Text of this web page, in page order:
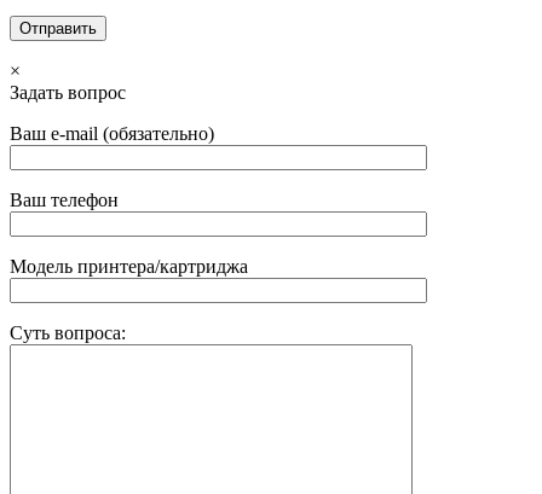
×
Задать вопрос
Ваш e-mail (обязательно)
Ваш телефон
Модель принтера/картриджа
Суть вопроса: